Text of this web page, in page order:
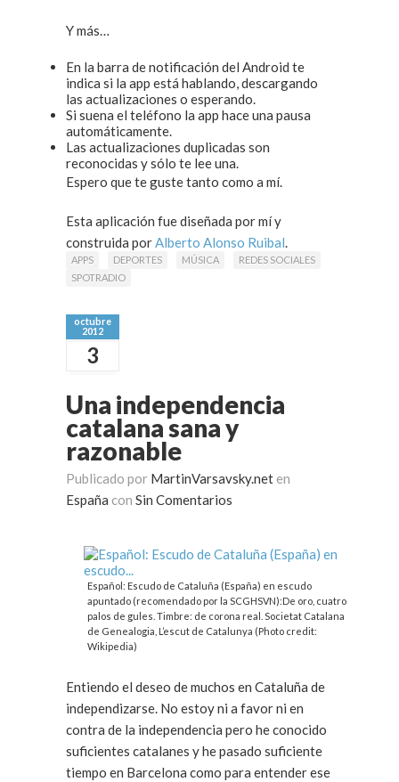
Y más…
En la barra de notificación del Android te
indica si la app está hablando, descargando
las actualizaciones o esperando.
Si suena el teléfono la app hace una pausa
automáticamente.
Las actualizaciones duplicadas son
reconocidas y sólo te lee una.
Espero que te guste tanto como a mí.
Esta aplicación fue diseñada por mí y
construida porAlberto Alonso Ruibal.
APPS DEPORTES MÚSICA
REDES SOCIALES
SPOTRADIO
octubre
2012
3
Una independencia
catalana sana y
razonable
Publicado por MartinVarsavsky.net en
España con Sin Comentarios
Español: Escudo de Cataluña (España) en escudo
apuntado (recomendado por la SCGHSVN):De oro, cuatro
palos de gules. Timbre: de corona real. Societat Catalana
de Genealogia, L’escut de Catalunya (Photo credit:
Wikipedia)
Entiendo el deseo de muchos en Cataluña de
independizarse. No estoy ni a favor ni en
contra de la independencia pero he conocido
suficientes catalanes y he pasado suficiente
tiempo en Barcelona como para entender ese